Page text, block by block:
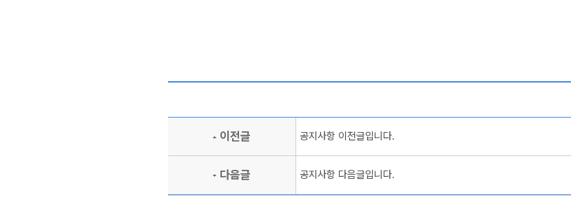
이전글 공지사항 이전글입니다.
다음글 공지사항 다음글입니다.